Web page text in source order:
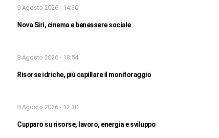
9 Agosto 2026 - 14:30
Nova Siri, cinema e benessere sociale
8 Agosto 2026 - 18:54
Risorse idriche, più capillare il monitoraggio
8 Agosto 2026 - 12:30
Cupparo su risorse, lavoro, energia e sviluppo